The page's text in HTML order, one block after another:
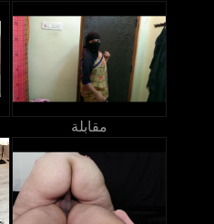
مقابلة